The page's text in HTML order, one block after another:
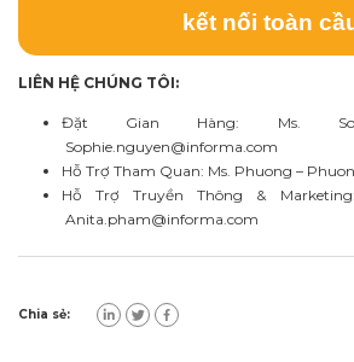
kết nối toàn
LIÊN HỆ CHÚNG TÔI:
Đặt Gian Hàng: Ms.
Sophie.nguyen@informa.com
Hỗ Trợ Tham Quan: Ms. Phuong –
Hỗ Trợ Truyền Thông &
Anita.pham@informa.com
Chia sẻ: